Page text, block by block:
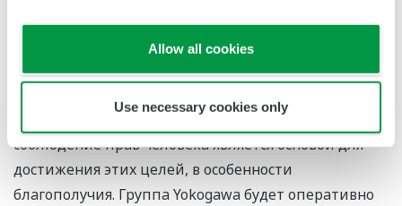
Allow all cookies
Use necessary cookies only
обеспечением благополучия (достойное качество
жизни для всех) и выполнением перехода к
эффективность). Мы твёрдо убеждены, что
соблюдение прав человека является основой для
достижения этих целей, в особенности
благополучия. Группа Yokogawa будет оперативно